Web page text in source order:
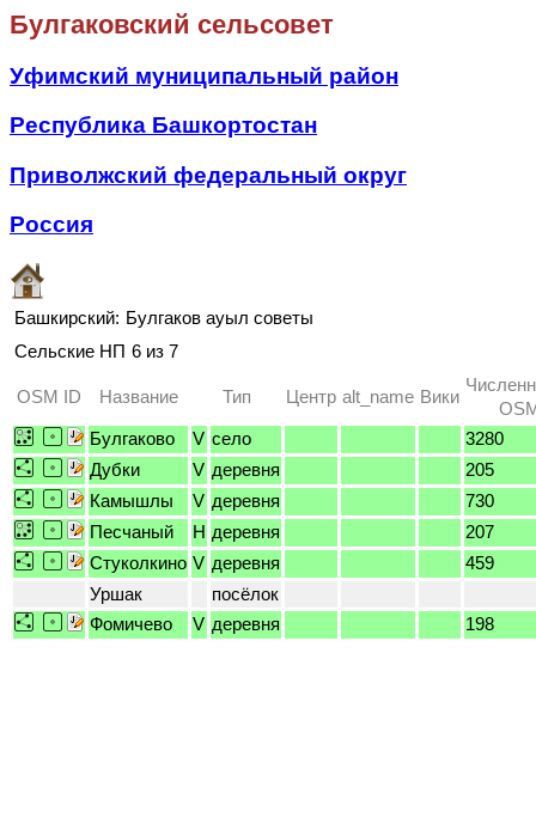
Булгаковский сельсовет
Уфимский муниципальный район
Республика Башкортостан
Приволжский федеральный округ
Россия
Башкирский: Булгаков ауыл советы
Сельские НП 6 из 7
OSM ID Название Тип Центр alt_name Вики
Булгаково
V село
3280
Дубки
V деревня
205
Камышлы
V деревня
730
Песчаный
H деревня
207
Стуколкино V деревня
459
Уршак
посёлок
Фомичево
V деревня 198